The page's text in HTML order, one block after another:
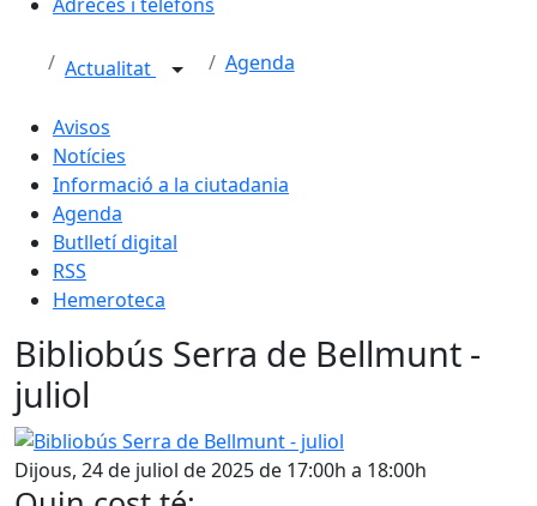
Actualitat Agenda
Avisos
Notícies
Informació a la ciutadania
Agenda
Butlletí digital
RSS
Hemeroteca
Bibliobús Serra de Bellmunt -
juliol
Bibliobús Serra de Bellmunt - juliol
Dijous, 24 de juliol de 2025 de 17:00h a 18:00h